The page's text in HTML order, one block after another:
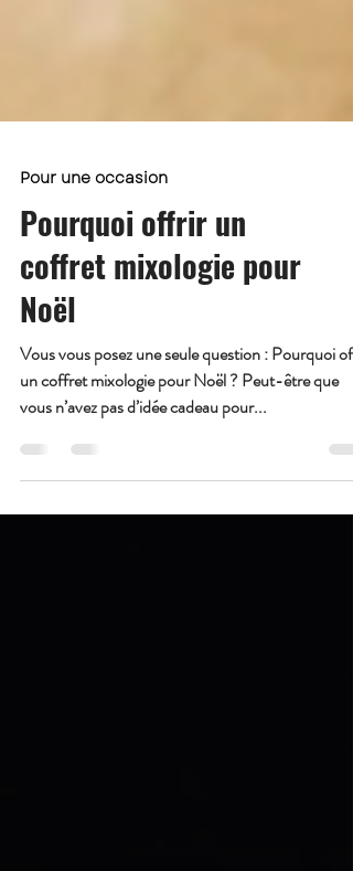
Pour une occasion
Pourquoi offrir un
coffret mixologie pour
Noël
un coffret mixologie pour Noël ? Peut-être que
vous n’avez pas d’idée cadeau pour...